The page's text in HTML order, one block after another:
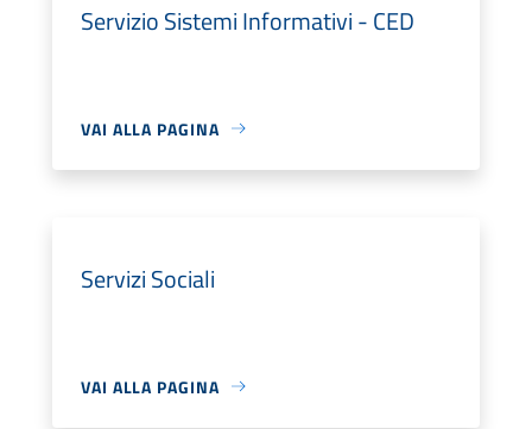
Servizio Sistemi Informativi - CED
VAI ALLA PAGINA
Servizi Sociali
VAI ALLA PAGINA